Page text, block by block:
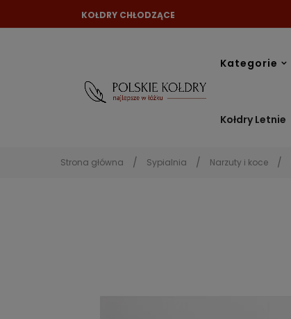
KOŁDRY CHŁODZĄCE
Kategorie
Kołdry Letnie
Strona główna Sypialnia Narzuty i koce